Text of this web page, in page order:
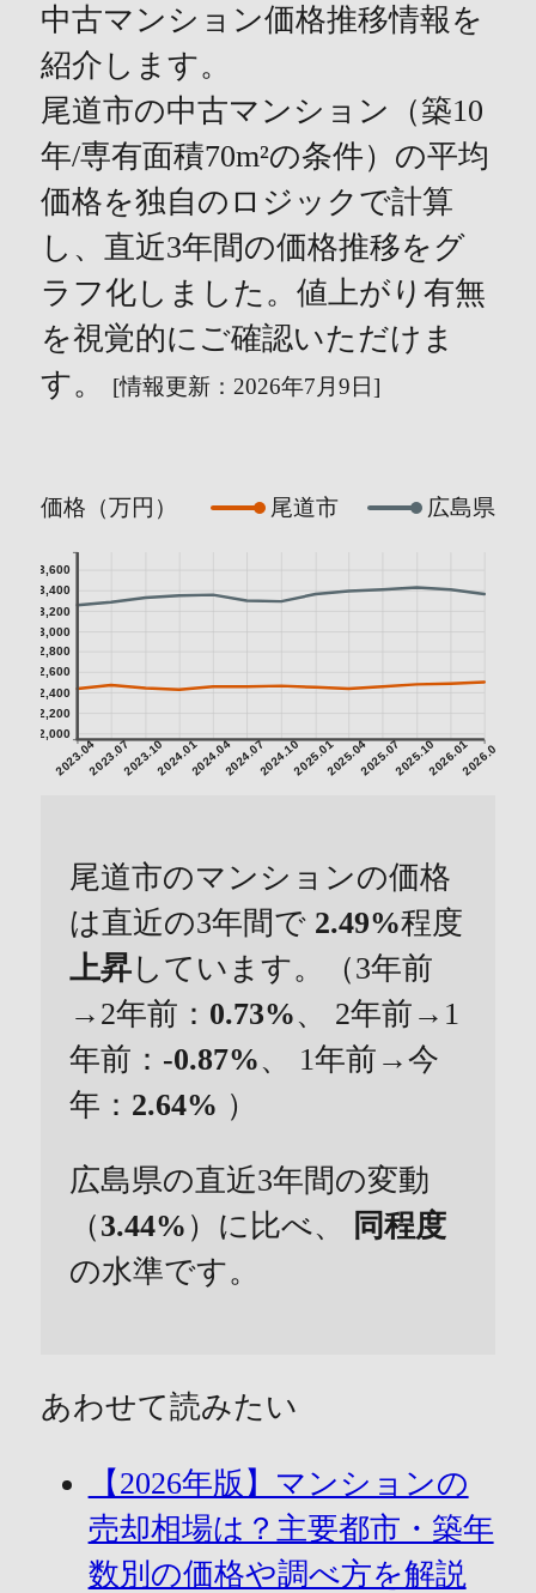
中古マンション価格推移情報を
紹介します。
尾道市の中古マンション（築10
年/専有面積70m²の条件）の平均
価格を独自のロジックで計算
し、直近3年間の価格推移をグ
ラフ化しました。値上がり有無
を視覚的にご確認いただけま
す。
[情報更新：2026年7月9日]
価格（万円） 尾道市 広島県
2023.042023.072023.102024.012024.042024.072024.102025.012025.042025.072025.102026.012026.04
2,000
2,200
2,400
2,600
2,800
3,000
3,200
3,400
3,600
尾道市のマンションの価格
は直近の3年間で 2.49%程度
上昇しています。（3年前
→2年前： 0.73%、 2年前→1
年前： -0.87%、 1年前→今
年： 2.64% ）
広島県の直近3年間の変動
（3.44% ）に比べ、
同程度
の水準です。
あわせて読みたい
【2026年版】マンションの
売却相場は？主要都市・築年
数別の価格や調べ方を解説